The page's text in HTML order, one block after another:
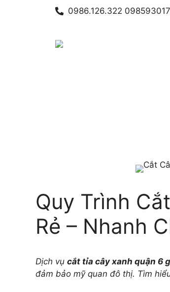
0986.126.322
Quy Trình
Rẻ – Nhanh
Dịch vụ cắt tỉa cây xanh quận 6
đảm bảo mỹ quan đô thị. Tìm